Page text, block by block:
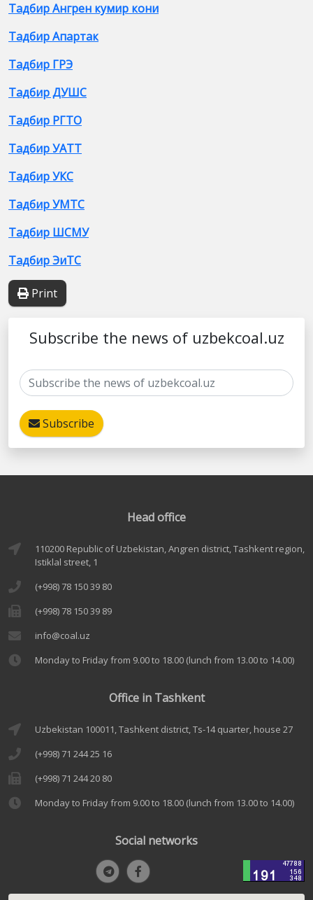
Тадбир Ангрен кумир кони
Тадбир Апартак
Тадбир ГРЭ
Тадбир ДУШС
Тадбир РГТО
Тадбир УАТТ
Тадбир УКС
Тадбир УМТС
Тадбир ШСМУ
Тадбир ЭиТС
Print
Subscribe the news of uzbekcoal.uz
Subscribe
Head office
110200 Republic of Uzbekistan, Angren district, Tashkent region,
Istiklal street, 1
(+998) 78 150 39 80
(+998) 78 150 39 89
info@coal.uz
Monday to Friday from 9.00 to 18.00 (lunch from 13.00 to 14.00)
Office in Tashkent
Uzbekistan 100011, Tashkent district, Ts-14 quarter, house 27
(+998) 71 244 25 16
(+998) 71 244 20 80
Monday to Friday from 9.00 to 18.00 (lunch from 13.00 to 14.00)
Social networks